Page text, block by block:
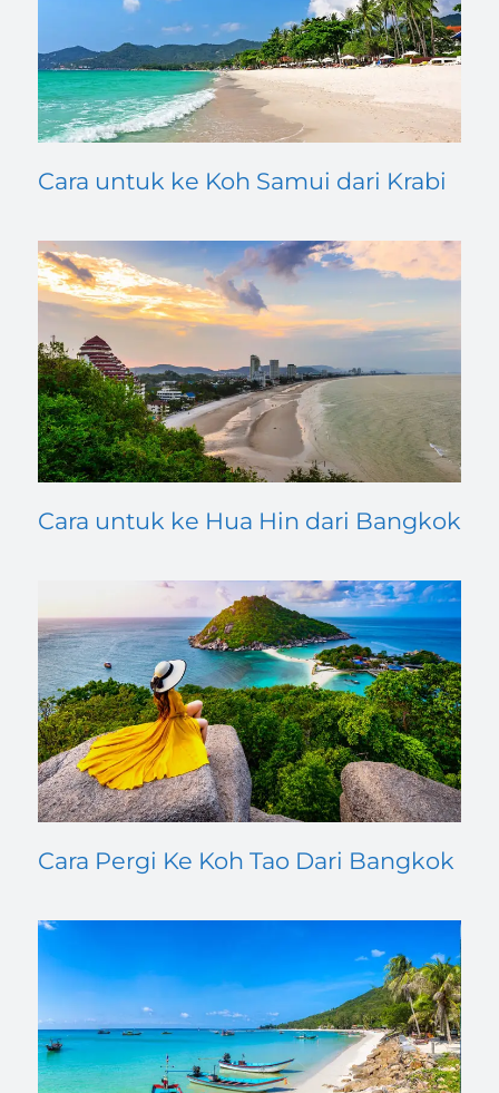
Cara untuk ke Koh Samui dari Krabi
Cara untuk ke Hua Hin dari Bangkok
Cara Pergi Ke Koh Tao Dari Bangkok